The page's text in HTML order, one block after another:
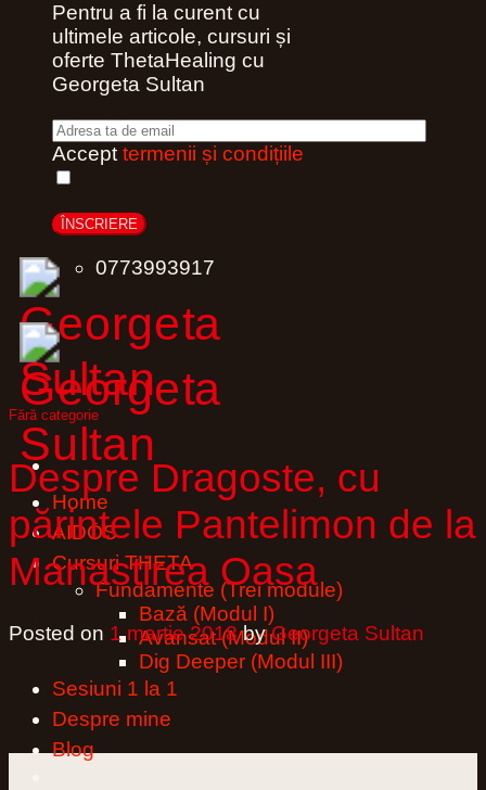
Pentru a fi la curent cu
ultimele articole, cursuri și
oferte ThetaHealing cu
Georgeta Sultan
Accept termenii și condițiile
0773993917
Home
AIDŌS
Cursuri THETA
Fundamente (Trei module)
Bază (Modul I)
Avansat (Modul II)
Dig Deeper (Modul III)
Sesiuni 1 la 1
Despre mine
Blog
Fără categorie
Despre Dragoste, cu
părintele Pantelimon de la
Manastirea Oasa
Posted on 1 martie 2018 byGeorgeta Sultan